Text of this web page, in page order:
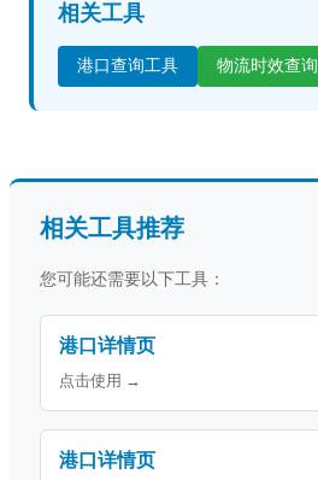
相关工具
港口查询工具 物流时效查询
相关工具推荐
您可能还需要以下工具：
港口详情页
点击使用 →
港口详情页